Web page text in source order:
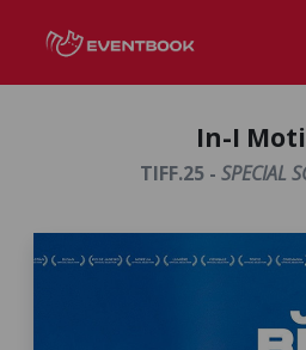
In-I
TIFF.25 - SPECIAL